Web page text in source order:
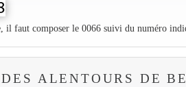
il faut composer le 0066 suivi du numéro
ALENTOURS DE